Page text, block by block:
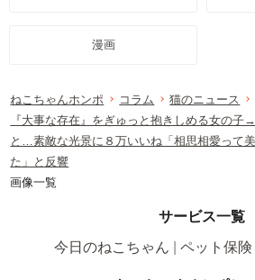
漫画
ねこちゃんホンポ コラム
猫のニュース
『大事な存在』をぎゅっと抱きしめる女の子
と…素敵な光景に８万いいね「相思相愛って
た」と反響
画像一覧
サービス一覧
今日のねこちゃん
ペット保険